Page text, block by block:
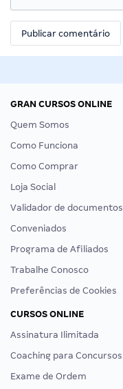
GRAN CURSOS ONLINE
Quem Somos
Como Funciona
Como Comprar
Loja Social
Validador de documentos
Conveniados
Programa de Afiliados
Trabalhe Conosco
Preferências de Cookies
CURSOS ONLINE
Assinatura Ilimitada
Coaching para Concursos
Exame de Ordem